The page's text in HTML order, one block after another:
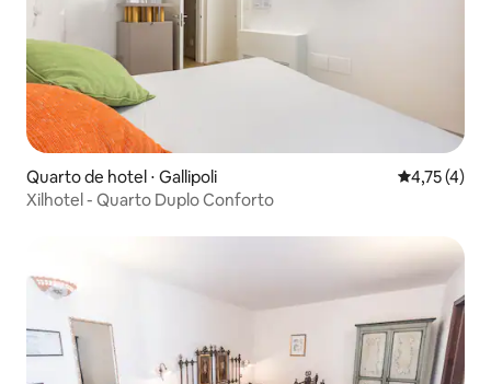
Quarto de hotel ⋅ Gallipoli 4,75 de
4,75 (4)
Xilhotel - Quarto Duplo Conforto